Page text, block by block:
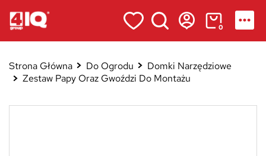
0
Strona Główna Do Ogrodu
Domki Narzędziowe
Zestaw Papy Oraz Gwoździ Do Montażu